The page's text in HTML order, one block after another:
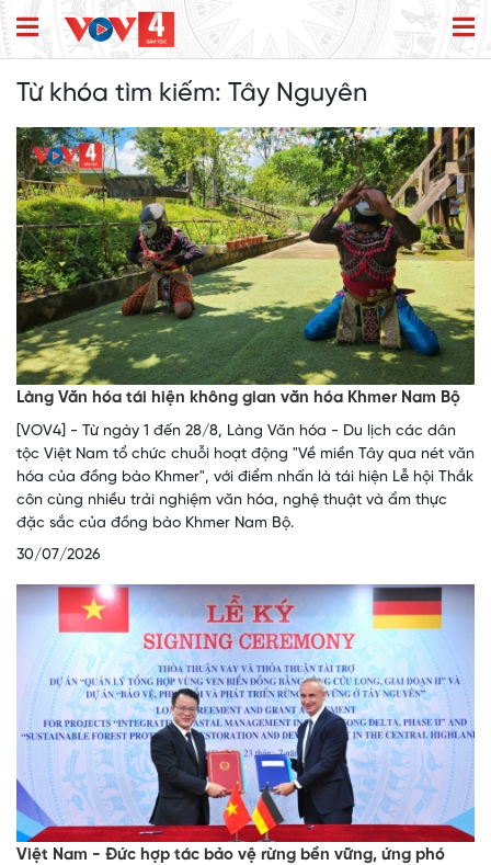
Từ khóa tìm kiếm: Tây Nguyên
Làng Văn hóa tái hiện không gian văn hóa Khmer Nam Bộ
[VOV4] - Từ ngày 1 đến 28/8, Làng Văn hóa - Du lịch các dân
tộc Việt Nam tổ chức chuỗi hoạt động "Về miền Tây qua nét văn
hóa của đồng bào Khmer", với điểm nhấn là tái hiện Lễ hội Thắk
côn cùng nhiều trải nghiệm văn hóa, nghệ thuật và ẩm thực
đặc sắc của đồng bào Khmer Nam Bộ.
30/07/2026
Việt Nam - Đức hợp tác bảo vệ rừng bền vững, ứng phó